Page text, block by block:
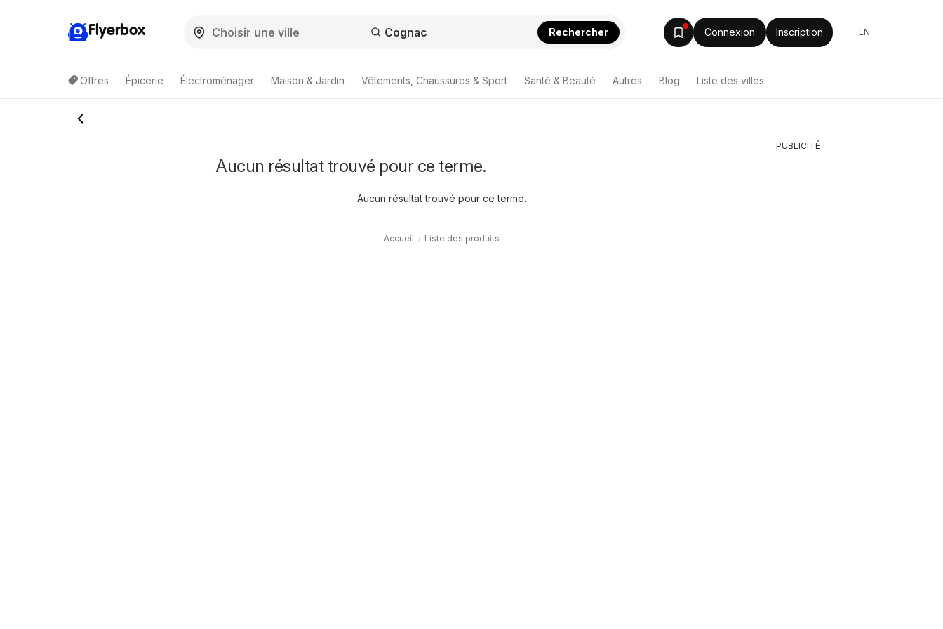
Flyerbox Rechercher Connexion Inscription EN
Offres Épicerie Électroménager Maison & Jardin Vêtements, Chaussures & Sport Santé & Beauté Autres Blog Liste des villes
Aucun résultat trouvé pour ce terme.
Aucun résultat trouvé pour ce terme.
Accueil Liste des produits
PUBLICITÉ